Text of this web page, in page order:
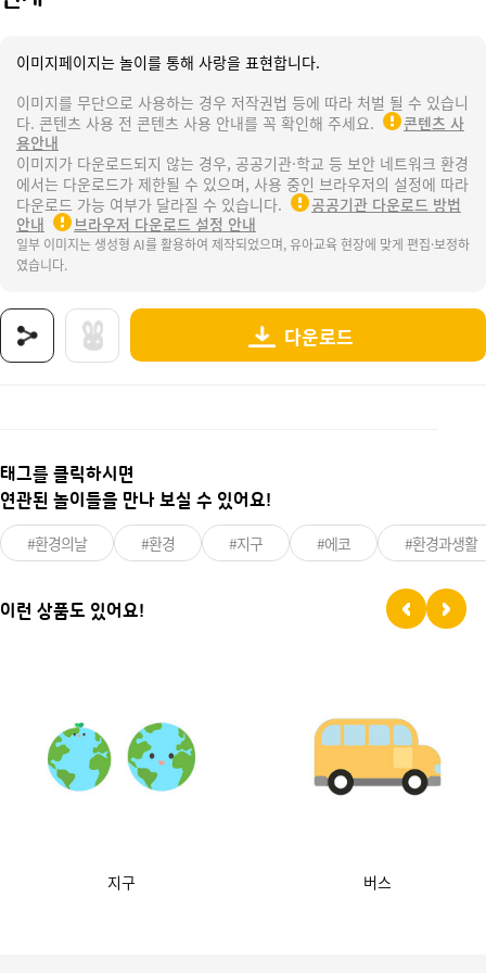
이미지페이지는 놀이를 통해 사랑을 표현합니다.
이미지를 무단으로 사용하는 경우 저작권법 등에 따라 처벌 될 수 있습니
다. 콘텐츠 사용 전 콘텐츠 사용 안내를 꼭 확인해 주세요.
콘텐츠 사
용안내
이미지가 다운로드되지 않는 경우, 공공기관·학교 등 보안 네트워크 환경
에서는 다운로드가 제한될 수 있으며, 사용 중인 브라우저의 설정에 따라
다운로드 가능 여부가 달라질 수 있습니다.
공공기관 다운로드 방법
안내
브라우저 다운로드 설정 안내
일부 이미지는 생성형 AI를 활용하여 제작되었으며, 유아교육 현장에 맞게 편집·보정하
였습니다.
다운로드
태그를 클릭하시면
연관된 놀이들을 만나 보실 수 있어요!
#환경의날 #환경 #지구 #에코 #환경과생활
이런 상품도 있어요!
지구 버스